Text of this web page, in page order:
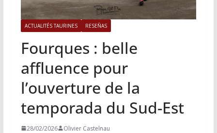
ACTUALITÉS TAURINES RESEÑAS
Fourques : belle
affluence pour
l’ouverture de la
temporada du Sud-Est
28/02/2026 Olivier Castelnau